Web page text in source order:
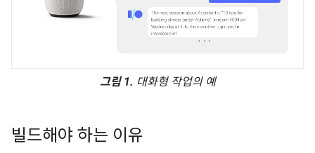
그림 1. 대화형 작업의 예
빌드해야 하는 이유